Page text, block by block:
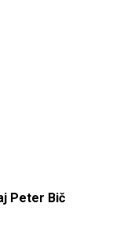
Peter Bič